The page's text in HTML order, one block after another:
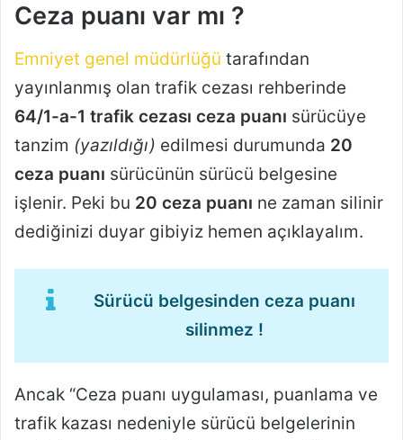
Ceza puanı var mı ?
Emniyet genel müdürlüğü tarafından
yayınlanmış olan trafik cezası rehberinde
64/1-a-1 trafik cezası ceza puanı sürücüye
tanzim (yazıldığı) edilmesi durumunda 20
ceza puanı sürücünün sürücü belgesine
işlenir. Peki bu 20 ceza puanı ne zaman silinir
dediğinizi duyar gibiyiz hemen açıklayalım.
Sürücü belgesinden ceza puanı
silinmez !
Ancak “Ceza puanı uygulaması, puanlama ve
trafik kazası nedeniyle sürücü belgelerinin